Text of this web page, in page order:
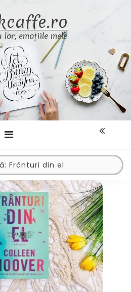
lor, emoțiile mele
Frânturi din el